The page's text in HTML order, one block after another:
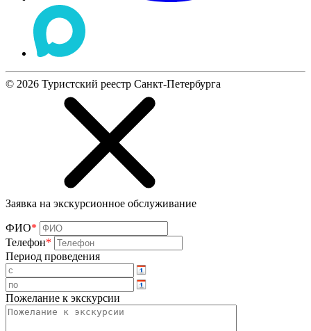
© 2026 Туристский реестр Санкт-Петербурга
Заявка на экскурсионное обслуживание
ФИО*
Телефон*
Период проведения
Пожелание к экскурсии